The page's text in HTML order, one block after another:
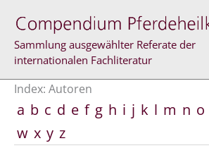
Inhalt
springen
Sammlung ausgewählter Referate der
internationalen Fachliteratur
Index: Autoren
a b c d e f g h i j k l m n o
w x y z